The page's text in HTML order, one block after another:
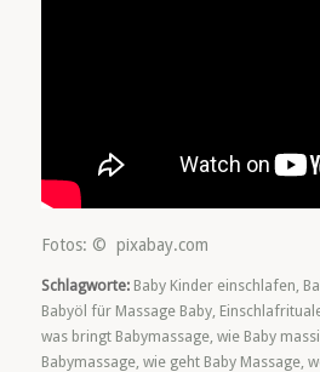
Fotos: © pixabay.com
Schlagworte: Baby Kinder einschlafen
Babyöl für Massage Baby,
was bringt Babymassage, wie Baby
Babymassage, wie geht Baby Massage,